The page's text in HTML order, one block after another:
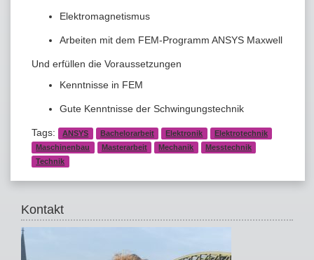
Elektromagnetismus
Arbeiten mit dem FEM-Programm ANSYS Maxwell
Und erfüllen die Voraussetzungen
Kenntnisse in FEM
Gute Kenntnisse der Schwingungstechnik
Tags: ANSYS Bachelorarbeit Elektronik
Elektrotechnik
Maschinenbau
Masterarbeit Mechanik
Messtechnik
Technik
Kontakt